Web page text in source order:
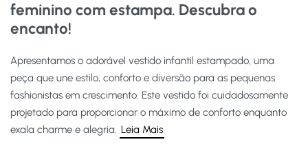
feminino com estampa. Descubra o
encanto!
Apresentamos o adorável vestido infantil estampado, uma
peça que une estilo, conforto e diversão para as pequenas
fashionistas em crescimento. Este vestido foi cuidadosamente
projetado para proporcionar o máximo de conforto enquanto
exala charme e alegria. Leia Mais